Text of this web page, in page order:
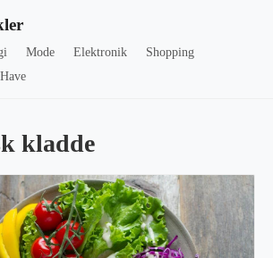
Mode Elektronik
Shopping
kladde